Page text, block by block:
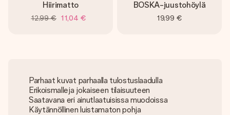
Hiirimatto
12,99 € 11,04 €
BOSKA-juustohöylä
19,99 €
Parhaat kuvat parhaalla tulostuslaadulla
Erikoismalleja jokaiseen tilaisuuteen
Saatavana eri ainutlaatuisissa muodoissa
Käytännöllinen luistamaton pohja